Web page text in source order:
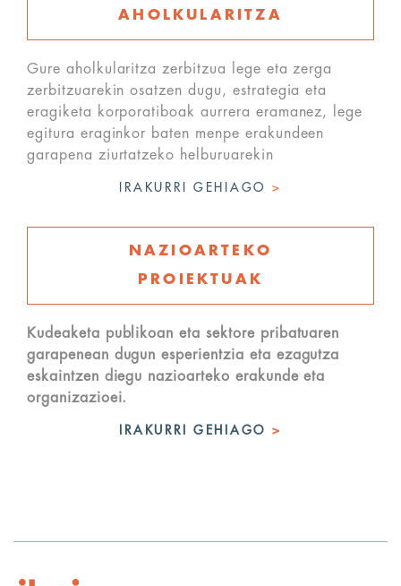
AHOLKULARITZA
Gure aholkularitza zerbitzua lege eta zerga
zerbitzuarekin osatzen dugu, estrategia eta
eragiketa korporatiboak aurrera eramanez, lege
egitura eraginkor baten menpe erakundeen
garapena ziurtatzeko helburuarekin
IRAKURRI GEHIAGO >
NAZIOARTEKO
PROIEKTUAK
Kudeaketa publikoan eta sektore pribatuaren
garapenean dugun esperientzia eta ezagutza
eskaintzen diegu nazioarteko erakunde eta
organizazioei.
IRAKURRI GEHIAGO >